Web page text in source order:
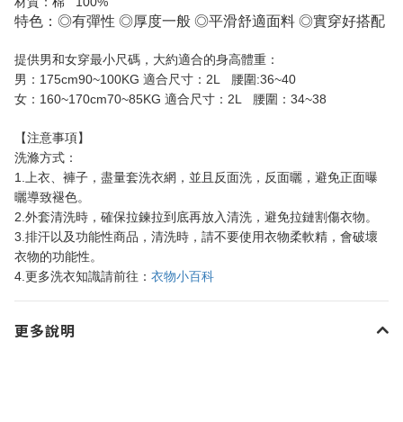
特色： ◎有彈性 ◎厚度一般◎平滑舒適面料◎實穿好搭配
提供男和女穿最小尺碼，大約適合的身高體重：
男： 175cm90~100KG 適合尺寸： 2L 腰圍 :36~40
女： 160~170cm70~85KG 適合尺寸： 2L 腰圍： 34~38
【注意事項】
洗滌方式：
1.
上衣、褲子，盡量套洗衣網，並且反面洗，反面曬，避免正面曝
曬導致褪色。
2. 外套清洗時，確保拉鍊拉到底再放入清洗，避免拉鏈割傷衣物。
3. 排汗以及功能性商品，清洗時，請不要使用衣物柔軟精，會破壞
衣物的功能性。
4. 更多洗衣知識請前往： 衣物小百科
更多說明